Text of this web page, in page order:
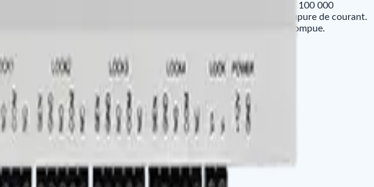
Prend en charge jusqu'à 30 000 utilisateurs de badges et stocke jusqu'à 100 000
événements et transactions. Les données sont préservées en cas de coupure de courant.
Le contrôleur continue de fonctionner si la connexion réseau est interrompue.